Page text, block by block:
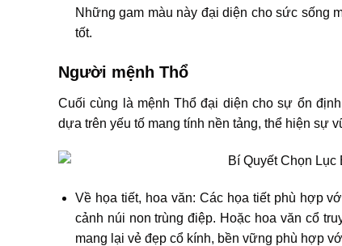
Những gam màu này đại diện cho sức sống
tốt.
Người mệnh Thổ
Cuối cùng là mệnh Thổ đại diện cho sự ổn
dựa trên yếu tố mang tính nền tảng, thể hiện sự
Về họa tiết, hoa văn: Các họa tiết phù hợp
cảnh núi non trùng điệp. Hoặc hoa văn cổ
mang lại vẻ đẹp cổ kính, bền vững phù hợp